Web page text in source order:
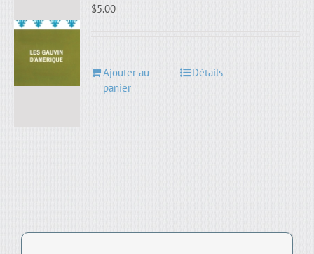
$5.00
Ajouter au
panier
Détails